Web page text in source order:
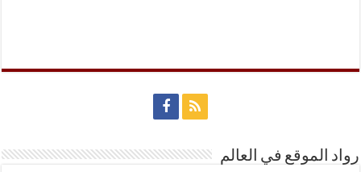
رواد الموقع في العالم